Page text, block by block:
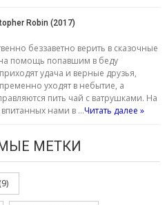
Robin (2017)
беззаветно верить в сказочные
помощь попавшим в беду
удача и верные друзья,
уходят в небытие, а
пить чай с ватрушками. На
нами в …Читать далее »
МЕТКИ
(9)